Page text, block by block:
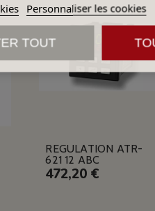
REGULATION ATR-
621 12 ABC
472,20 €
Personnaliser les cookies
TOUT